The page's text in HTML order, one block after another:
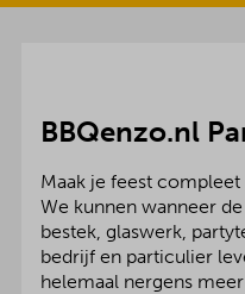
BBQenzo.nl
Maak je feest
We kunnen wanneer
bestek, glaswerk,
bedrijf en particulier
helemaal nergens